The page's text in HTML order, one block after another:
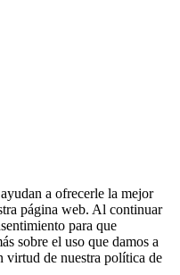
a ofrecerle la mejor
página web. Al continuar
para que
sobre el uso que damos a
virtud de nuestra política de